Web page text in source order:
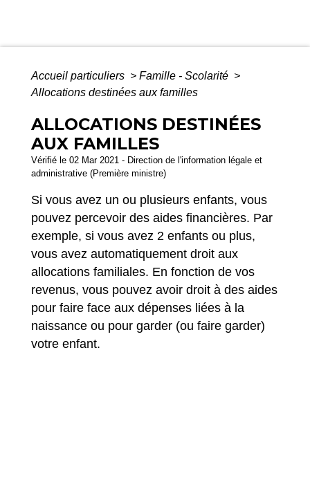
Accueil particuliers > Famille - Scolarité >
Allocations destinées aux familles
ALLOCATIONS DESTINÉES
AUX FAMILLES
Vérifié le 02 Mar 2021 - Direction de l'information légale et
administrative (Première ministre)
Si vous avez un ou plusieurs enfants, vous
pouvez percevoir des aides financières. Par
exemple, si vous avez 2 enfants ou plus,
vous avez automatiquement droit aux
allocations familiales. En fonction de vos
revenus, vous pouvez avoir droit à des aides
pour faire face aux dépenses liées à la
naissance ou pour garder (ou faire garder)
votre enfant.